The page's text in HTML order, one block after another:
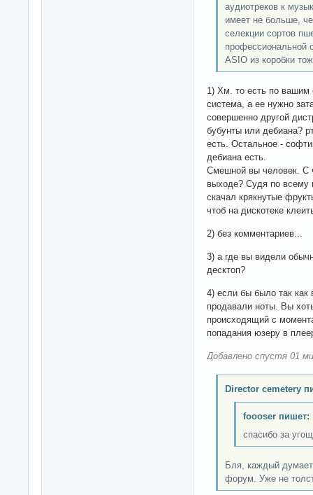
аудиотреков к
имеет не больше,
селекции сортов
профессиональной
ASIO из коробки
1) Хм. то есть по вашим
система, а ее нужно
совершенно другой
бубунты или дебиана?
есть. Остальное -
дебиана есть.
Смешной вы человек. С
выходе? Судя по всему
скачал крякнутые
чтоб на дискотеке
2) без комментариев...
3) а где вы видели
десктоп?
4) если бы было так как
продавали ноты. Вы
происходящий с
попадания юзеру в
Добавлено спустя 01
Director cemetery
foooser пишет:
спасибо за
Бля, каждый
форум. Уже не